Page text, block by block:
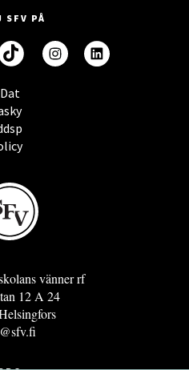
SFV PÅ
Dat
vänner rf
12 A 24